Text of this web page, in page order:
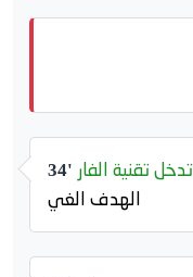
34' تدخل تقنية الفار
الهدف الغي